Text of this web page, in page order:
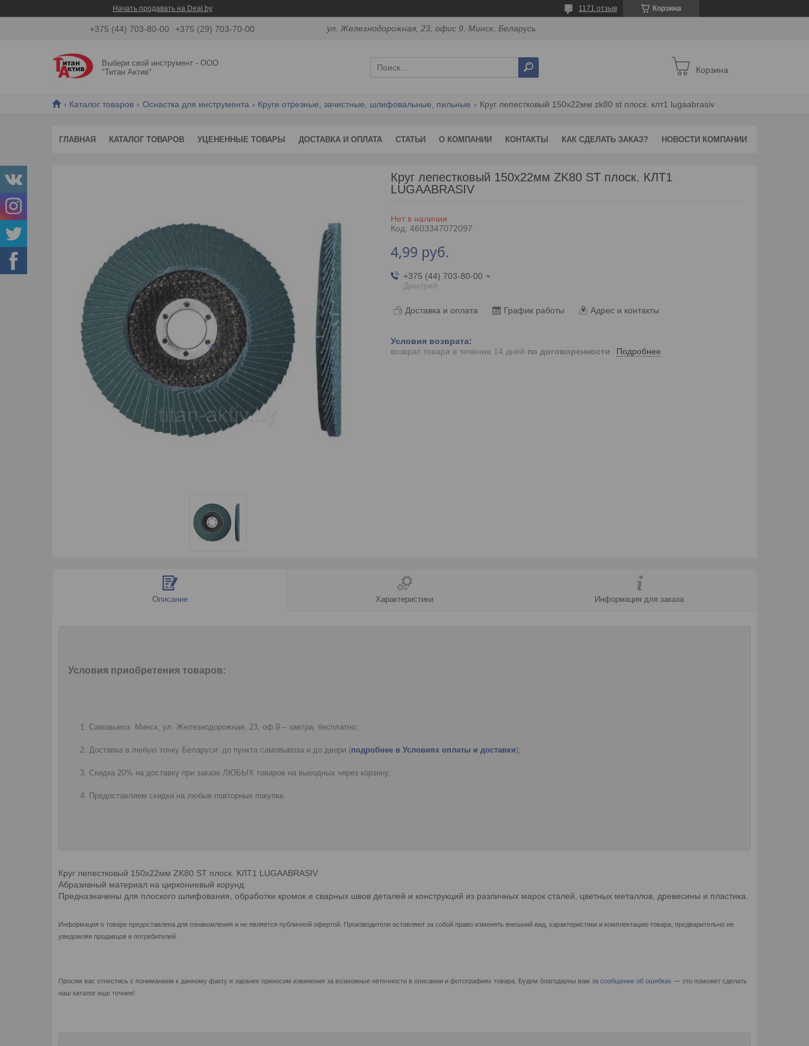
Начать продавать на Deal.by Корзина
1171 отзыв
+375 (44) 703-80-00 +375 (29) 703-70-00 ул. Железнодорожная, 23, офис 9, Минск, Беларусь
Выбери свой инструмент - ООО
"Титан Актив"
Корзина
Каталог товаров Оснастка для инструмента Круги отрезные, зачистные, шлифовальные, пильные Круг лепестковый 150х22мм zk80 st плоск. клт1 lugaabrasiv
ГЛАВНАЯ КАТАЛОГ ТОВАРОВ УЦЕНЕННЫЕ ТОВАРЫ ДОСТАВКА И ОПЛАТА СТАТЬИ О КОМПАНИИ КОНТАКТЫ КАК СДЕЛАТЬ ЗАКАЗ? НОВОСТИ КОМПАНИИ
Круг лепестковый 150х22мм ZK80 ST плоск. КЛТ1
LUGAABRASIV
Нет в наличии
Код: 4603347072097
4,99 руб.
+375 (44) 703-80-00
Дмитрий
Доставка и оплата График работы Адрес и контакты
возврат товара в течение 14 дней по договоренности Подробнее
Описание Характеристики Информация для заказа
Условия приобретения товаров:
Самовывоз: Минск, ул. Железнодорожная, 23, оф.9 – завтра, бесплатно;
Доставка в любую точку Беларуси: до пункта самовывоза и до двери (подробнее в Условиях оплаты и доставки);
Скидка 20% на доставку при заказе ЛЮБЫХ товаров на выходных через корзину;
Предоставляем скидки на любые повторные покупки.
Круг лепестковый 150х22мм ZK80 ST плоск. КЛТ1 LUGAABRASIV
Абразивный материал на циркониевый корунд.
Предназначены для плоского шлифования, обработки кромок и сварных швов деталей и конструкций из различных марок сталей, цветных металлов, древесины и пластика.
Информация о товаре предоставлена для ознакомления и не является публичной офертой. Производители оставляют за собой право изменять внешний вид, характеристики и комплектацию товара, предварительно не
уведомляя продавцов и потребителей.
Просим вас отнестись с пониманием к данному факту и заранее приносим извинения за возможные неточности в описании и фотографиях товара. Будем благодарны вам за сообщение об ошибках — это поможет сделать
наш каталог еще точнее!